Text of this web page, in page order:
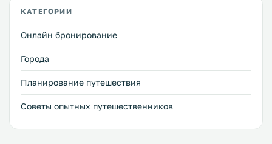
КАТЕГОРИИ
Онлайн бронирование
Города
Планирование путешествия
Советы опытных путешественников